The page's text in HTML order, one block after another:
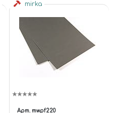
mirka
Арт. mwpf220